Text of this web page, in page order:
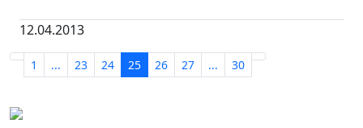
12.04.2013
1 ... 23 24 25 26 27 ... 30